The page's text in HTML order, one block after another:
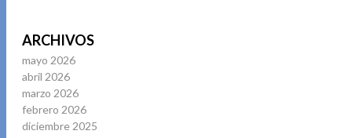
ARCHIVOS
mayo 2026
abril 2026
marzo 2026
febrero 2026
diciembre 2025